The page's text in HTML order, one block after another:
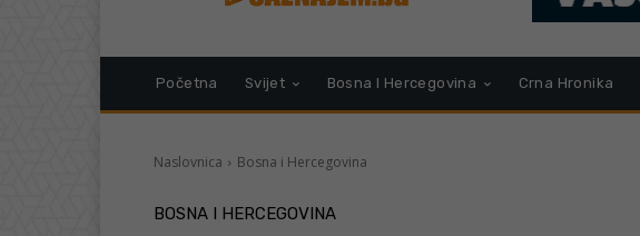
Početna Svijet Bosna I Hercegovina Crna Hronika
Naslovnica Bosna i Hercegovina
BOSNA I HERCEGOVINA